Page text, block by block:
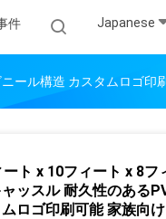
件 Japanese
ール構造 カスタムロゴ印
ト x 10フィート x 8フ
ッスル 耐久性のある
ロゴ印刷可能 家族向